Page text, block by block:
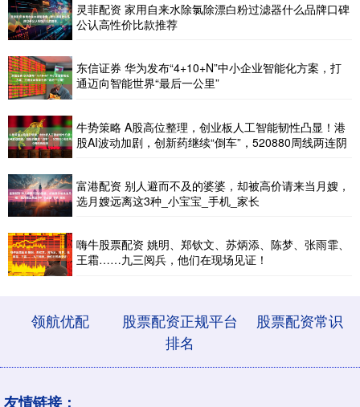
灵菲配资 家用自来水除氯除漂白粉过滤器什么品牌口碑
公认高性价比款推荐
东信证券 华为发布“4+10+N”中小企业智能化方案，打
通迈向智能世界“最后一公里”
牛势策略 A股高位整理，创业板人工智能韧性凸显！港
股AI波动加剧，创新药继续“倒车”，520880周线两连阴
富港配资 别人避而不及的婆婆，却被高价请来当月嫂，
选月嫂远离这3种_小宝宝_手机_家长
嗨牛股票配资 姚明、郑钦文、苏炳添、陈梦、张雨霏、
王霜……九三阅兵，他们在现场见证！
领航优配
股票配资正规平台
排名
股票配资常识
友情链接：